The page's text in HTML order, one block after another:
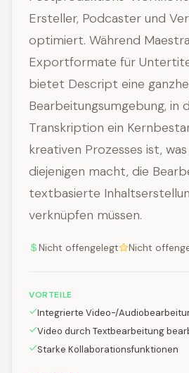
Ersteller, Podcaster und
optimiert. Während
Exportformate für
bietet Descript eine
Bearbeitungsumgebung, in
Transkription ein
kreativen Prozesses ist,
diejenigen macht, die
textbasierte
verknüpfen müssen.
Nicht offengelegt Nicht
VORTEILE
Integrierte Video-/
Video durch Textbearbeitung
Starke Kollaborationsfunktionen